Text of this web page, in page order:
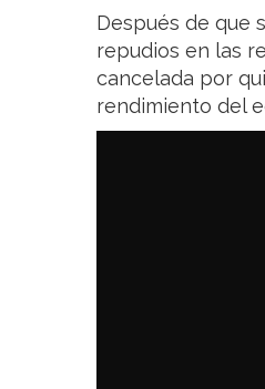
Después de que
repudios en las
cancelada por
rendimiento del